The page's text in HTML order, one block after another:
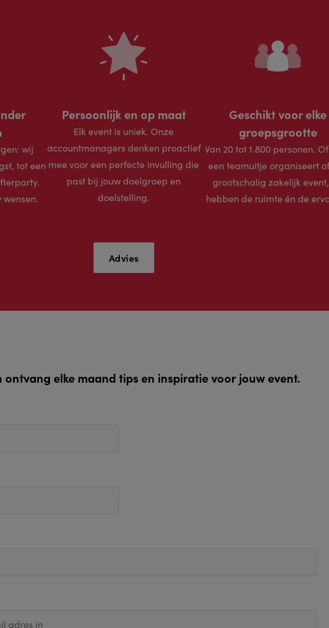
wij
tot een
Persoonlijk en op maat
Elk event is uniek. Onze
accountmanagers denken proactief
mee voor een perfecte invulling die
past bij jouw doelgroep en
doelstelling.
Geschikt voor elke
groepsgrootte
Van 20 tot 1.800 personen.
een teamuitje organiseert
grootschalig zakelijk
hebben de ruimte én de
Advies
ontvang elke maand tips en inspiratie voor jouw event.